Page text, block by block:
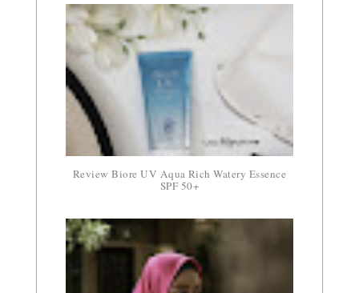
Review Biore UV Aqua Rich Watery Essence
SPF 50+